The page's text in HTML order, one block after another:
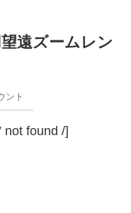
遠ズームレン
ント
not found /]